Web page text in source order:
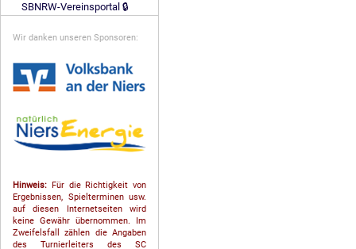
SBNRW-Vereinsportal 🔒
Wir danken unseren Sponsoren:
Hinweis: Für die Richtigkeit von
Ergebnissen, Spielterminen usw.
auf diesen Internetseiten wird
keine Gewähr übernommen. Im
Zweifelsfall zählen die Angaben
des Turnierleiters des SC